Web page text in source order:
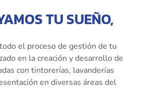
TU SUEÑO,
el proceso de gestión de tu
en la creación y desarrollo de
con tintorerías, lavanderías
en diversas áreas del